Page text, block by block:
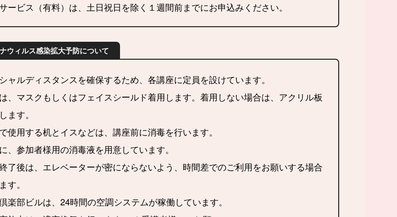
ービス（有料）は、土日祝日を除く１週間前までにお申込みください。
ウィルス感染拡大予防について
ャルディスタンスを確保するため、各講座に定員を設けています。
、マスクもしくはフェイスシールド着用します。着用しない場合は、アクリル板
ます。
使用する机とイスなどは、講座前に消毒を行います。
、参加者様用の消毒液を用意しています。
了後は、エレベーターが密にならないよう、時間差でのご利用をお願いする場合
す。
楽部ビルは、24時間の空調システムが稼働しています。